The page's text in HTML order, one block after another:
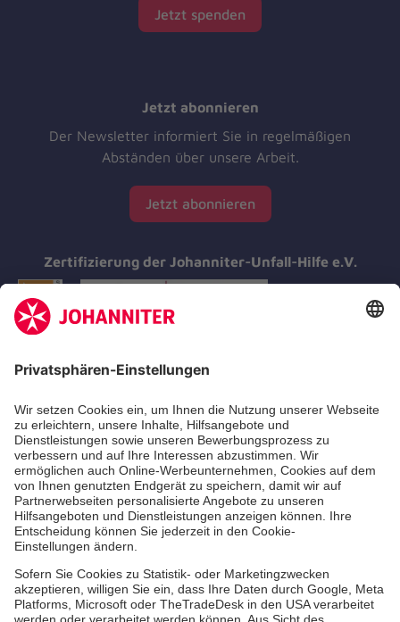
Jetzt spenden
Jetzt abonnieren
Der Newsletter informiert Sie in regelmäßigen
Abständen über unsere Arbeit.
Jetzt abonnieren
Zertifizierung der Johanniter-Unfall-Hilfe e.V.
Aus- & Fortbildung
Erste-Hilfe-Kurse
Jobs & Ehrenamt
Freiwilligendienst
Spendenprojekte
Johanniter-Jugend